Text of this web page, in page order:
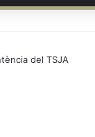
del TSJA